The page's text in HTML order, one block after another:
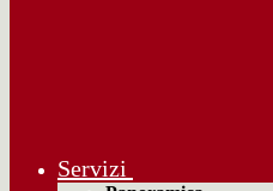
Servizi